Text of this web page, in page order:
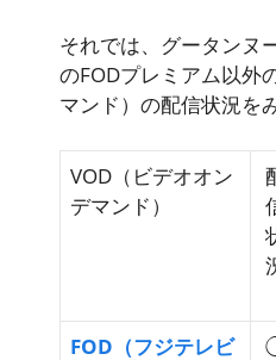
それでは、グータンヌ
のFODプレミアム以外
マンド）の配信状況を
VOD（ビデオオン
デマンド）
FOD（フジテレビ